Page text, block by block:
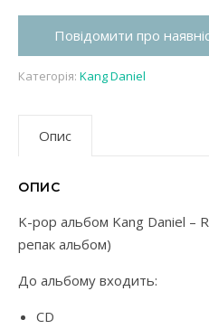
Повідомити про
Категорія: Kang Daniel
Опис
ОПИС
K-pop альбом Kang Daniel –
репак альбом)
До альбому входить:
CD